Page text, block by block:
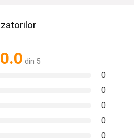
0.0 din 5
0
0
0
0
0